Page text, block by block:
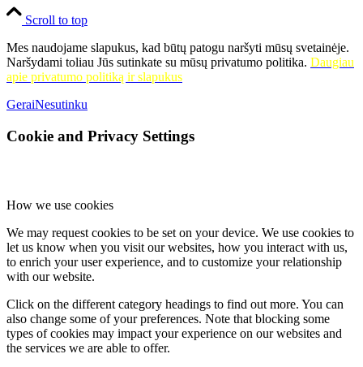
Tarvydienė);Žemaičių Naumiesčio fil.
peizažai”, skirta Klaipėdos krašto prijungimo prie Lietuvos 100-
mečiui;Usėnų fil.– Sergejaus Gvildžio (Šilutė) fotografijų paroda
„Mažoji Lietuva“.
Scroll to top
Mes naudojame slapukus, kad būtų patogu naršyti mūsų svetainėje.
Naršydami toliau Jūs sutinkate su mūsų privatumo politika. Daugiau
apie privatumo politiką ir slapukus
GeraiNesutinku
Cookie and Privacy Settings
How we use cookies
We may request cookies to be set on your device. We use cookies to
let us know when you visit our websites, how you interact with us,
to enrich your user experience, and to customize your relationship
with our website.
Click on the different category headings to find out more. You can
also change some of your preferences. Note that blocking some
types of cookies may impact your experience on our websites and
the services we are able to offer.